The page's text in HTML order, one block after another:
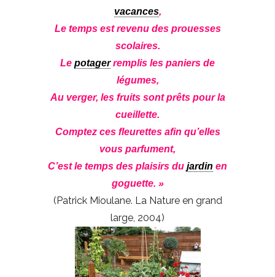
vacances,
Le temps est revenu des prouesses
scolaires.
Le potagerremplis les paniers de
légumes,
Au verger, les fruits sont prêts pour la
cueillette.
Comptez ces fleurettes afin qu’elles
vous parfument,
C’est le temps des plaisirs du jardin en
goguette. »
(Patrick Mioulane. La Nature en grand
large, 2004)